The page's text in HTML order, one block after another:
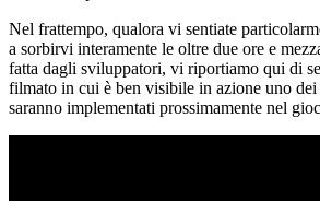
Nel frattempo, qualora vi sentiate
a sorbirvi interamente le oltre due ore e
fatta dagli sviluppatori, vi riportiamo qui di
filmato in cui è ben visibile in azione uno
saranno implementati prossimamente nel